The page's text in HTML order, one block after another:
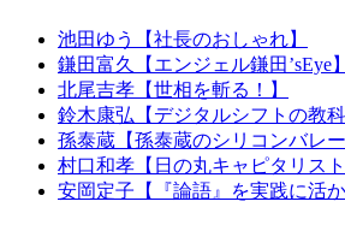
池田ゆう【社長のおしゃれ】
鎌田富久【エンジェル鎌田’sEye】
北尾吉孝【世相を斬る！】
鈴木康弘【デジタルシフトの教科
孫泰蔵【孫泰蔵のシリコンバレ
村口和孝【日の丸キャピタリスト
安岡定子【『論語』を実践に活か